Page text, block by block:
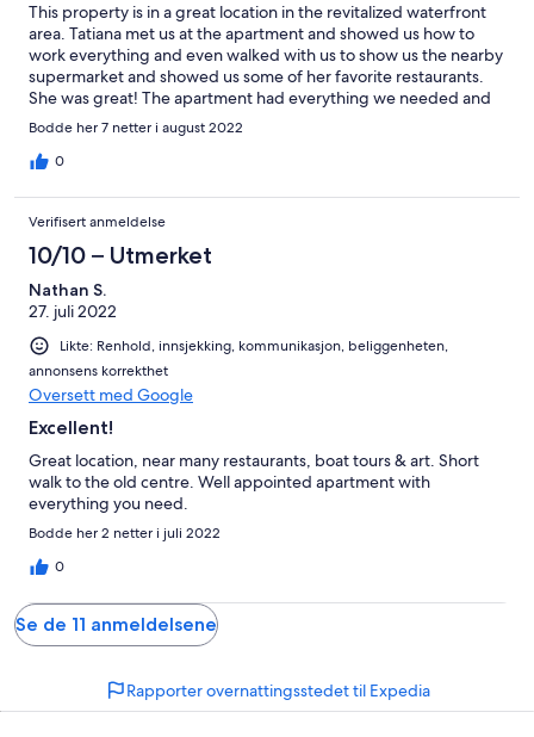
This property is in a great location in the revitalized waterfront
area. Tatiana met us at the apartment and showed us how to
work everything and even walked with us to show us the nearby
supermarket and showed us some of her favorite restaurants.
She was great! The apartment had everything we needed and
was just as the pictures represented. We would recommend this
property and would certainly stay here again. Tom and Betsy
Dallas, Texas USA
Bodde her 7 netter i august 2022
0
Verifisert anmeldelse
10/10 – Utmerket
Nathan S.
27. juli 2022
Likte: Renhold, innsjekking, kommunikasjon, beliggenheten,
annonsens korrekthet
Oversett med Google
Excellent!
Great location, near many restaurants, boat tours & art. Short
walk to the old centre. Well appointed apartment with
everything you need.
Bodde her 2 netter i juli 2022
0
Se de 11 anmeldelsene
Rapporter overnattingsstedet til Expedia